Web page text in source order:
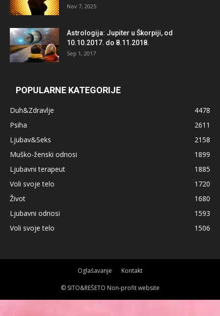
Nov 7, 2025
Astrologija: Jupiter u Škorpiji, od
10.10.2017. do 8.11.2018.
Sep 1, 2017
POPULARNE KATEGORIJE
Duh&Zdravlje
4478
Psiha
2611
Ljubav&Seks
2158
Muško-ženski odnosi
1899
Ljubavni terapeut
1885
Voli svoje telo
1720
Život
1680
Ljubavni odnosi
1593
Voli svoje telo
1506
Oglašavanje Kontakt
© SITO&REŠETO Non-profit website